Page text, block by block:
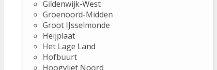
Gildenwijk-West
Groenoord-Midden
Groot IJsselmonde
Heijplaat
Het Lage Land
Hofbuurt
Hoogvliet Noord